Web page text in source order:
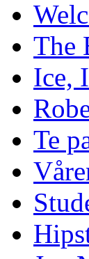
The
Ice,
Te